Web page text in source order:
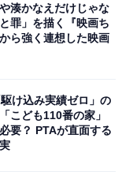
湊かなえだけじゃな
罪」を描く『映画ち
ら強く連想した映画
け込み実績ゼロ」の
こども110番の家」
要？ PTAが直面する